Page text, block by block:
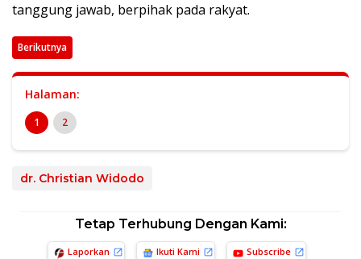
tanggung jawab, berpihak pada rakyat.
Berikutnya
Halaman:
1 2
dr. Christian Widodo
Tetap Terhubung Dengan Kami:
Laporkan Ikuti Kami Subscribe